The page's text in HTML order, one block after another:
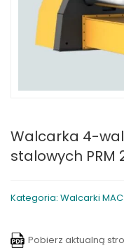
Walcarka 4-
stalowych PRM
Kategoria: Walcarki
Pobierz aktualną